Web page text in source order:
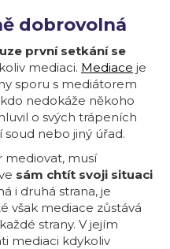
dobrovolná
první setkání se
mediaci. Mediace je
sporu s mediátorem
nedokáže někoho
o svých trápeních
nebo jiný úřad.
mediovat, musí
sám chtít svoji situaci
i druhá strana, je
však mediace zůstává
strany. V jejím
mediaci kdykoliv